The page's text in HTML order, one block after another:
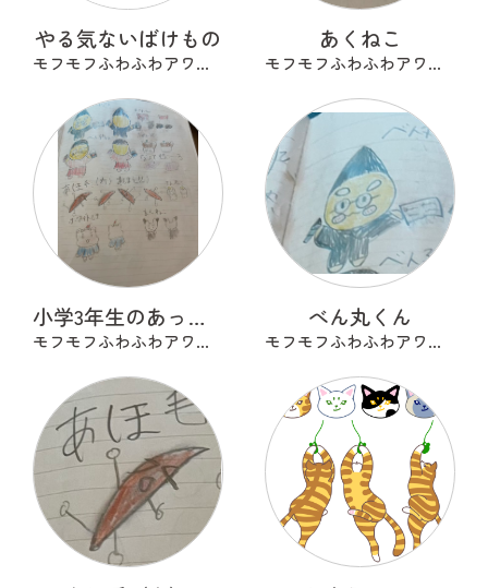
やる気ないばけもの
モフモフふわふわアワアワ
あくねこ
モフモフふわふわアワアワ
小学3年生のあったらいいな
モフモフふわふわアワアワ
べん丸くん
モフモフふわふわアワアワ